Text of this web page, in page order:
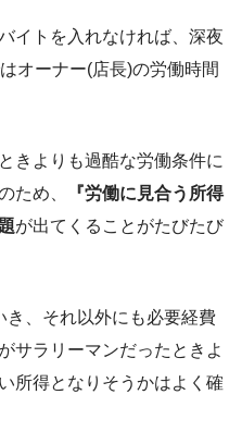
イトを入れなければ、深夜
オーナー(店長)の労働時間
きよりも過酷な労働条件に
ため、
『労働に見合う所得
が出てくることがたびたび
、それ以外にも必要経費
サラリーマンだったときよ
所得となりそうかはよく確